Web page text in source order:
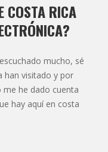
COSTA RICA
mucho, sé
han visitado y por
he dado cuenta
hay aquí en costa